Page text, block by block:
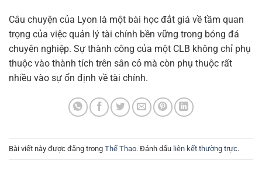
Câu chuyện của Lyon là một bài học đắt giá về tầm quan
trọng của việc quản lý tài chính bền vững trong bóng đá
chuyên nghiệp. Sự thành công của một CLB không chỉ phụ
thuộc vào thành tích trên sân cỏ mà còn phụ thuộc rất
nhiều vào sự ổn định về tài chính.
Bài viết này được đăng trong Thể Thao. Đánh dấu liên kết thường trực.